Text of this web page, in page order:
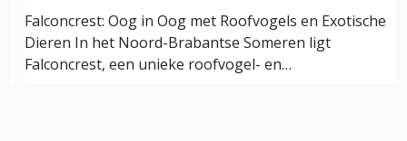
Holland Casino Eindhoven is dé locatie voor een
en spannend avondje uit in het bruisende centrum
Eindhoven. Gelegen aan het…